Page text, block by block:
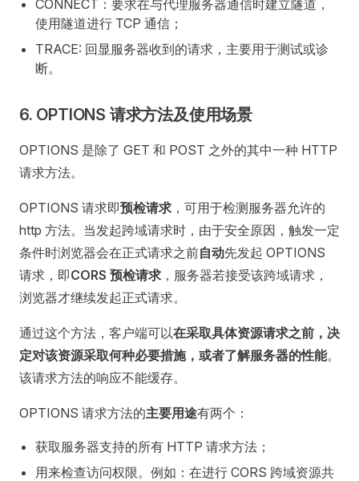
CONNECT：要求在与代理服务器通信时建立隧道，
使用隧道进行 TCP 通信；
TRACE: 回显服务器收到的请求，主要⽤于测试或诊
断。
6. OPTIONS 请求方法及使用场景
OPTIONS 是除了 GET 和 POST 之外的其中一种 HTTP
请求方法。
OPTIONS 请求即预检请求 ，可用于检测服务器允许的
http 方法。当发起跨域请求时，由于安全原因，触发一定
条件时浏览器会在正式请求之前自动先发起 OPTIONS
请求，即CORS 预检请求 ，服务器若接受该跨域请求，
浏览器才继续发起正式请求。
通过这个方法，客户端可以在采取具体资源请求之前，决
定对该资源采取何种必要措施，或者了解服务器的性能。
该请求方法的响应不能缓存。
OPTIONS 请求方法的主要用途有两个：
获取服务器支持的所有 HTTP 请求方法；
用来检查访问权限。例如：在进行 CORS 跨域资源共